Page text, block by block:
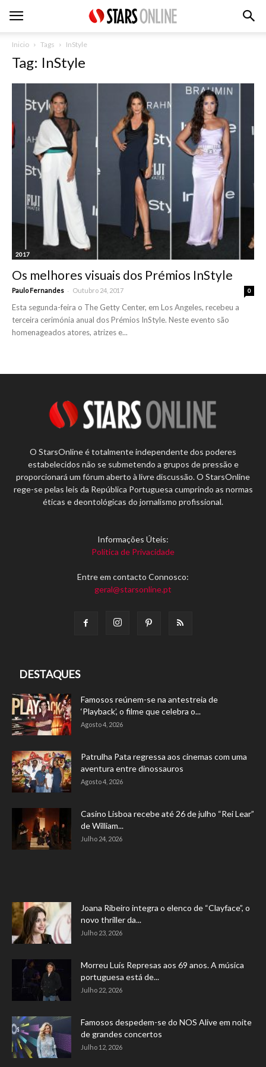
Inicio Tags InStyle
Tag: InStyle
2017
Os melhores visuais dos Prémios InStyle
Paulo Fernandes - Outubro 24, 2017 0
Esta segunda-feira o The Getty Center, em Los Angeles, recebeu a
terceira cerimónia anual dos Prémios InStyle. Neste evento são
homenageados atores, atrizes e...
O StarsOnline é totalmente independente dos poderes
estabelecidos não se submetendo a grupos de pressão e
proporcionará um fórum aberto à livre discussão. O StarsOnline
rege-se pelas leis da República Portuguesa cumprindo as normas
éticas e deontológicas do jornalismo profissional.
Informações Úteis:
Política de Privacidade
Entre em contacto Connosco:
geral@starsonline.pt
DESTAQUES
Famosos reúnem-se na antestreia de
‘Playback’, o filme que celebra o...
Agosto 4, 2026
Patrulha Pata regressa aos cinemas com uma
aventura entre dinossauros
Agosto 4, 2026
Casino Lisboa recebe até 26 de julho “Rei Lear”
de William...
Julho 24, 2026
Joana Ribeiro integra o elenco de “Clayface”, o
novo thriller da...
Julho 23, 2026
Morreu Luís Represas aos 69 anos. A música
portuguesa está de...
Julho 22, 2026
Famosos despedem-se do NOS Alive em noite
de grandes concertos
Julho 12, 2026